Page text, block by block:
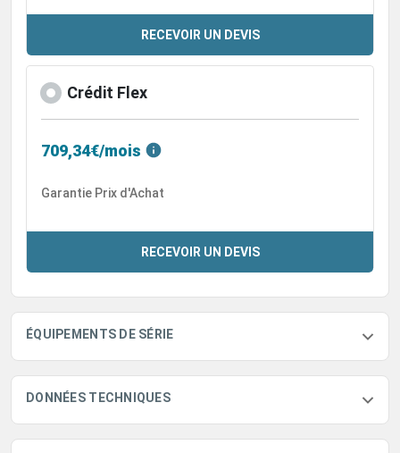
RECEVOIR UN DEVIS
Crédit Flex
709,34€/mois
Garantie Prix d'Achat
RECEVOIR UN DEVIS
ÉQUIPEMENTS DE SÉRIE
DONNÉES TECHNIQUES